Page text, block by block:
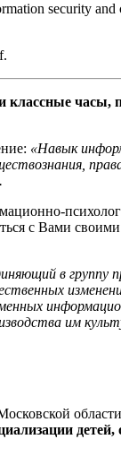
security
классные
«Навык
.
с Вами
в группу
им